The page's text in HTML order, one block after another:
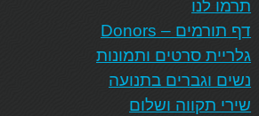
תרמו לנו
דף תורמים – Donors
גלריית סרטים ותמונות
נשים וגברים בתנועה
שירי תקווה ושלום